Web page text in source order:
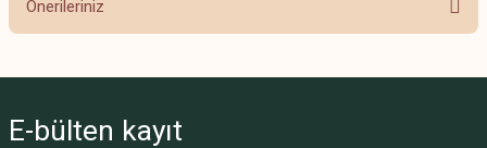
Önerileriniz
Görüş ve önerileriniz için teşekkür ederiz.
E-bülten kayıt